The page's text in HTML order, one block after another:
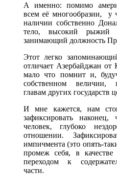
А именно: помимо
всем её многообразии, у
наличии собственно
тело, высокий рыжий
занимающий должность
Этот легко
отличает Азербайджан
мало что помнит и,
собственном величии,
главам других государств
И мне кажется, нам
зафиксировать
человек, глубоко
отношении.
импичмента (это опять-
промеж себя, в качестве
переходом к
части.